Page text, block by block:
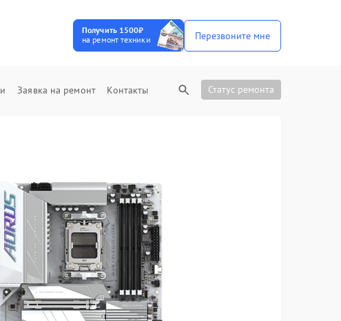
Получить 1500₽
на ремонт техники
Перезвоните мне
Заявка на ремонт Контакты Статус ремонта